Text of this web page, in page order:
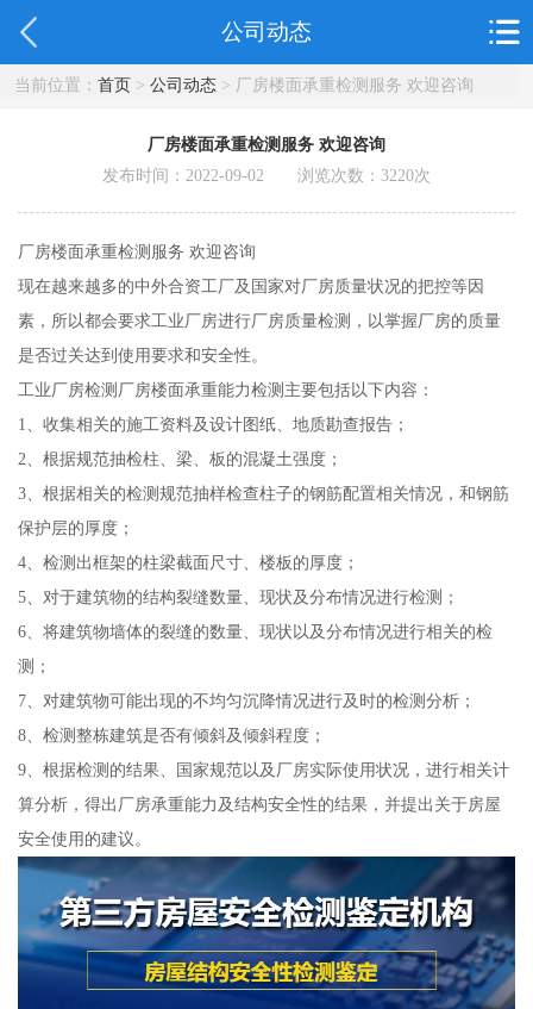
公司动态
当前位置： 首页> 公司动态> 厂房楼面承重检测服务 欢迎咨询
厂房楼面承重检测服务 欢迎咨询
发布时间：2022-09-02 浏览次数： 3220次
厂房楼面承重检测服务 欢迎咨询
现在越来越多的中外合资工厂及国家对厂房质量状况的把控等因
素，所以都会要求工业厂房进行厂房质量检测，以掌握厂房的质量
是否过关达到使用要求和安全性。
工业厂房检测厂房楼面承重能力检测主要包括以下内容：
1、收集相关的施工资料及设计图纸、地质勘查报告；
2、根据规范抽检柱、梁、板的混凝土强度；
3、根据相关的检测规范抽样检查柱子的钢筋配置相关情况，和钢筋
保护层的厚度；
4、检测出框架的柱梁截面尺寸、楼板的厚度；
5、对于建筑物的结构裂缝数量、现状及分布情况进行检测；
6、将建筑物墙体的裂缝的数量、现状以及分布情况进行相关的检
测；
7、对建筑物可能出现的不均匀沉降情况进行及时的检测分析；
8、检测整栋建筑是否有倾斜及倾斜程度；
9、根据检测的结果、国家规范以及厂房实际使用状况，进行相关计
算分析，得出厂房承重能力及结构安全性的结果，并提出关于房屋
安全使用的建议。